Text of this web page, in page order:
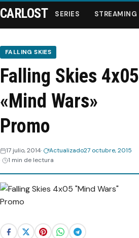
Series
Streaming
Recomendaciones
Videos
Webisodios
CARLOST SERIES STREAMING
FALLING SKIES
Falling Skies 4x05
«Mind Wars»
Promo
17 julio, 2014 Actualizado27 octubre, 2015
1 min de lectura